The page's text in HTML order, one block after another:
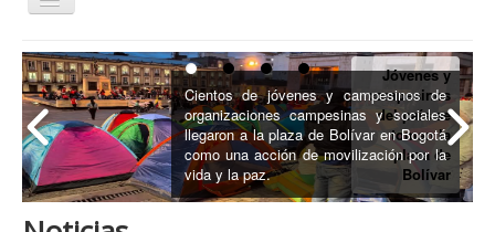
navegación
Inicio
Noticias
Derechos
Reportajes
Procesos
Jóvenes y
campesinos
del país se
toman la
plaza de
Bolívar
Cientos de jóvenes y campesinos de
organizaciones campesinas y sociales
llegaron a la plaza de Bolívar en Bogotá
como una acción de movilización por la
vida y la paz.